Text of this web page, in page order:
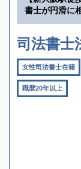
書士が円滑に
司法書士
女性司法書士在籍
職歴20年以上